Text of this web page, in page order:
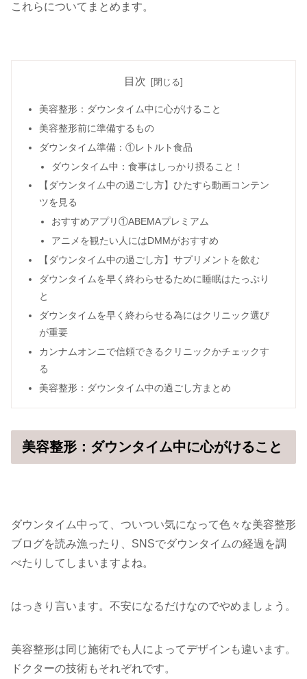
これらについてまとめます。
目次
美容整形：ダウンタイム中に心がけること
美容整形前に準備するもの
ダウンタイム準備：①レトルト食品
ダウンタイム中：食事はしっかり摂ること！
【ダウンタイム中の過ごし方】ひたすら動画コンテン
ツを見る
おすすめアプリ①ABEMAプレミアム
アニメを観たい人にはDMMがおすすめ
【ダウンタイム中の過ごし方】サプリメントを飲む
ダウンタイムを早く終わらせるために睡眠はたっぷり
と
ダウンタイムを早く終わらせる為にはクリニック選び
が重要
カンナムオンニで信頼できるクリニックかチェックす
る
美容整形：ダウンタイム中の過ごし方まとめ
美容整形：ダウンタイム中に心がけること
ダウンタイム中って、ついつい気になって色々な美容整形
ブログを読み漁ったり、SNSでダウンタイムの経過を調
べたりしてしまいますよね。
はっきり言います。不安になるだけなのでやめましょう。
美容整形は同じ施術でも人によってデザインも違います。
ドクターの技術もそれぞれです。